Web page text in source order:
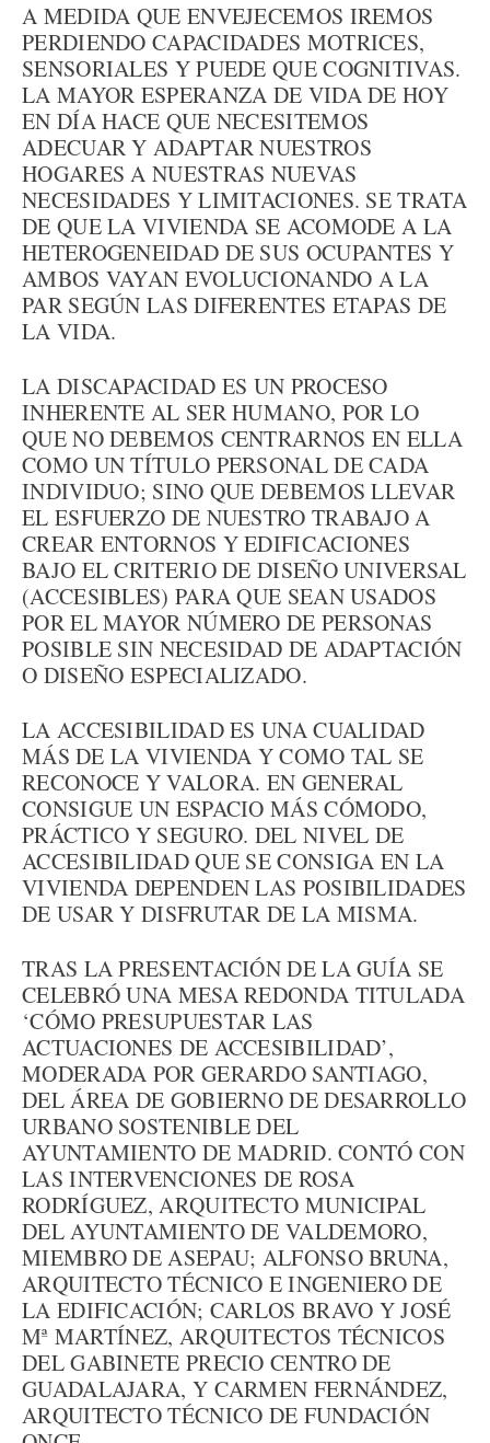
A MEDIDA QUE ENVEJECEMOS IREMOS
PERDIENDO CAPACIDADES MOTRICES,
SENSORIALES Y PUEDE QUE COGNITIVAS.
LA MAYOR ESPERANZA DE VIDA DE HOY
EN DÍA HACE QUE NECESITEMOS
ADECUAR Y ADAPTAR NUESTROS
HOGARES A NUESTRAS NUEVAS
NECESIDADES Y LIMITACIONES. SE TRATA
DE QUE LA VIVIENDA SE ACOMODE A LA
HETEROGENEIDAD DE SUS OCUPANTES Y
AMBOS VAYAN EVOLUCIONANDO A LA
PAR SEGÚN LAS DIFERENTES ETAPAS DE
LA VIDA.
LA DISCAPACIDAD ES UN PROCESO
INHERENTE AL SER HUMANO, POR LO
QUE NO DEBEMOS CENTRARNOS EN ELLA
COMO UN TÍTULO PERSONAL DE CADA
INDIVIDUO; SINO QUE DEBEMOS LLEVAR
EL ESFUERZO DE NUESTRO TRABAJO A
CREAR ENTORNOS Y EDIFICACIONES
BAJO EL CRITERIO DE DISEÑO UNIVERSAL
(ACCESIBLES) PARA QUE SEAN USADOS
POR EL MAYOR NÚMERO DE PERSONAS
POSIBLE SIN NECESIDAD DE ADAPTACIÓN
O DISEÑO ESPECIALIZADO.
LA ACCESIBILIDAD ES UNA CUALIDAD
MÁS DE LA VIVIENDA Y COMO TAL SE
RECONOCE Y VALORA. EN GENERAL
CONSIGUE UN ESPACIO MÁS CÓMODO,
PRÁCTICO Y SEGURO. DEL NIVEL DE
ACCESIBILIDAD QUE SE CONSIGA EN LA
VIVIENDA DEPENDEN LAS POSIBILIDADES
DE USAR Y DISFRUTAR DE LA MISMA.
TRAS LA PRESENTACIÓN DE LA GUÍA SE
CELEBRÓ UNA MESA REDONDA TITULADA
‘CÓMO PRESUPUESTAR LAS
ACTUACIONES DE ACCESIBILIDAD’,
MODERADA POR GERARDO SANTIAGO,
DEL ÁREA DE GOBIERNO DE DESARROLLO
URBANO SOSTENIBLE DEL
AYUNTAMIENTO DE MADRID. CONTÓ CON
LAS INTERVENCIONES DE ROSA
RODRÍGUEZ, ARQUITECTO MUNICIPAL
DEL AYUNTAMIENTO DE VALDEMORO,
MIEMBRO DE ASEPAU; ALFONSO BRUNA,
ARQUITECTO TÉCNICO E INGENIERO DE
LA EDIFICACIÓN; CARLOS BRAVO Y JOSÉ
Mª MARTÍNEZ, ARQUITECTOS TÉCNICOS
DEL GABINETE PRECIO CENTRO DE
GUADALAJARA, Y CARMEN FERNÁNDEZ,
ARQUITECTO TÉCNICO DE FUNDACIÓN